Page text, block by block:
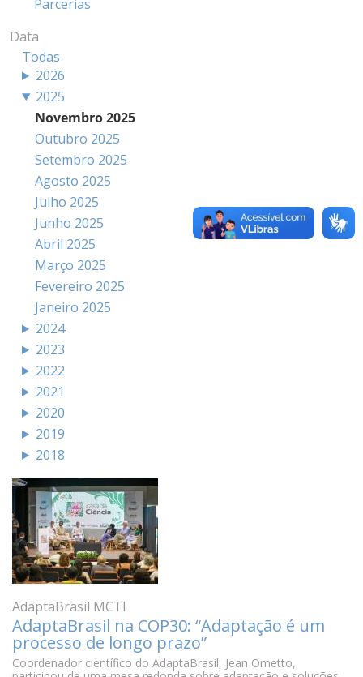
AdaptaBrasil MCTI
AdaptaBrasil na COP30: “Adaptação é um
processo de longo prazo”
Coordenador científico do AdaptaBrasil, Jean Ometto,
Parcerias
Data
Todas
2026
2025
Novembro 2025
Outubro 2025
Setembro 2025
Agosto 2025
Julho 2025
Junho 2025
Abril 2025
Março 2025
Fevereiro 2025
Janeiro 2025
2024
2023
2022
2021
2020
2019
2018